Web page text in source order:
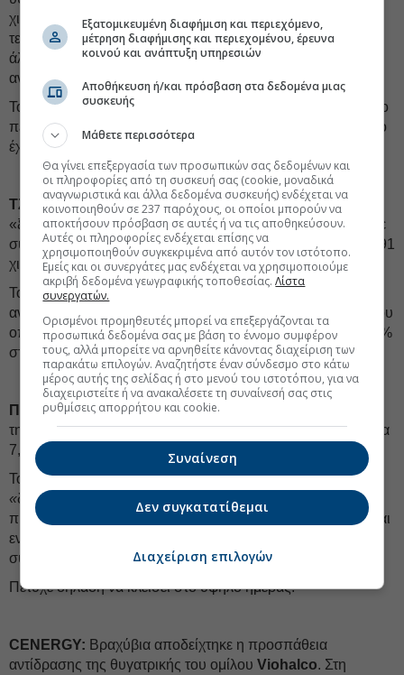
χιλιάδες ευρώ. Αξιοσημείωτο ότι η στήλη δεν εντόπισε τα
τελευταία τρία χρόνια άλλη συνεδρίαση στην οποία να
άλλαξαν χέρια148 χιλιάδες μετοχές, αριθμός που
αντιστοιχεί σε πάνω από 1% του μετοχικού κεφαλαίου.
Το ανοδικό σερί έχει προσφέρει συνολική απόδοση
. Το
περίεργο είναι ότι ουδείς φαίνεται να γνωρίζει για ποιο λόγο
έχει γίνει αυτή η
εκρηκτική άνοδος.
ΤΖΙΡΑΚΙΑΝ:Αλλη μια μετοχή της περιφέρειας που
«ξύπνησε» από λήθαργο. Ανοδος 5,31%, στα 2,18 ευρώ σε
συνεδρίαση που άλλαξαν χέρια 43 χιλιάδες μετοχές, αξίας 91
χιλιάδων ευρώ.
Τον περασμένο μήνα είχαν γίνει αγορές από τον
αντιπρόεδρο του Δ.Σ.
Λυμπαρέτ Τζιρακιάν , το ποσοστό του
οποίου από το 15,53% στις αρχές Μαϊου ανέβηκε στο 17,1%
στα τέλη Ιουνίου.
ΠΛΑΣΤΙΚΑ ΘΡΑΚΗΣ:Η στήλη σχολίασε χθες την έκθεση
της
Piraeus Securitiesη οποίαανέβασε την τιμή-στόχο
στα
7,1 ευρώ δίνοντας σύσταση
outperform
Το γεγονός έδωσε ώθηση στον τίτλο και στη χθεσινή
«δύσκολη Πλαστικά Θράκης
πιέστηκε και βρέθηκε να χάνει έως και 3,36%, αντέδρασε και
εν τέλει βρέθηκε στα 4,86 ευρώ, με άνοδο 2,21% και
συναλλαγές 452 χιλιάδων ευρώ.
Πέτυχε δηλαδή να κλείσει στο υψηλό ημέρας.
CENERGY: Βραχύβια αποδείχτηκε η προσπάθεια
αντίδρασης της θυγατρικής του ομίλου Viohalco. Στη
Εξατομικευμένη διαφήμιση και περιεχόμενο,
μέτρηση διαφήμισης και περιεχομένου, έρευνα
κοινού και ανάπτυξη υπηρεσιών
Αποθήκευση ή/και πρόσβαση στα δεδομένα μιας
συσκευής
Μάθετε περισσότερα
Θα γίνει επεξεργασία των προσωπικών σας δεδομένων και
οι πληροφορίες από τη συσκευή σας (cookie, μοναδικά
αναγνωριστικά και άλλα δεδομένα συσκευής) ενδέχεται να
κοινοποιηθούν σε 237 παρόχους, οι οποίοι μπορούν να
αποκτήσουν πρόσβαση σε αυτές ή να τις αποθηκεύσουν.
Αυτές οι πληροφορίες ενδέχεται επίσης να
χρησιμοποιηθούν συγκεκριμένα από αυτόν τον ιστότοπο.
Εμείς και οι συνεργάτες μας ενδέχεται να χρησιμοποιούμε
ακριβή δεδομένα γεωγραφικής τοποθεσίας.Λίστα
συνεργατών.
Ορισμένοι προμηθευτές μπορεί να επεξεργάζονται τα
προσωπικά δεδομένα σας με βάση το έννομο συμφέρον
τους, αλλά μπορείτε να αρνηθείτε κάνοντας διαχείριση των
παρακάτω επιλογών. Αναζητήστε έναν σύνδεσμο στο κάτω
μέρος αυτής της σελίδας ή στο μενού του ιστοτόπου, για να
διαχειριστείτε ή να ανακαλέσετε τη συναίνεσή σας στις
ρυθμίσεις απορρήτου και cookie.
Συναίνεση
Δεν συγκατατίθεμαι
Διαχείριση επιλογών